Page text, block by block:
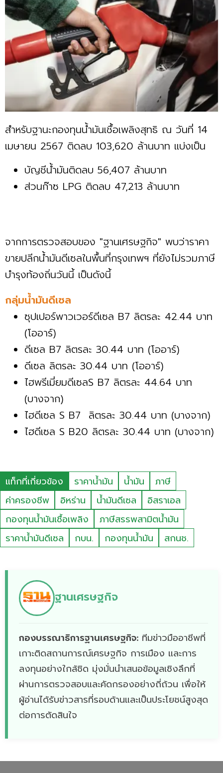
สำหรับฐานะกองทุนน้ำมันเชื้อเพลิงสุทธิ ณ วันที่ 14
เมษายน 2567 ติดลบ 103,620 ล้านบาท แบ่งเป็น
บัญชีน้ำมันติดลบ 56,407 ล้านบาท
ส่วนก๊าซ LPG ติดลบ 47,213 ล้านบาท
จากการตรวจสอบของ "ฐานเศรษฐกิจ" พบว่าราคา
ขายปลีกน้ำมันดีเซลในพื้นที่กรุงเทพฯ ที่ยังไม่รวมภาษี
บำรุงท้องถิ่นวันนี้ เป็นดังนี้
กลุ่มน้ำมันดีเซล
ซุปเปอร์พาวเวอร์ดีเซล B7 ลิตรละ 42.44 บาท
(โออาร์)
ดีเซล B7 ลิตรละ 30.44 บาท (โออาร์)
ดีเซล ลิตรละ 30.44 บาท (โออาร์)
ไฮพรีเมี่ยมดีเซลS B7 ลิตรละ 44.64 บาท
(บางจาก)
ไฮดีเซล S B7 ลิตรละ 30.44 บาท (บางจาก)
ไฮดีเซล S B20 ลิตรละ 30.44 บาท (บางจาก)
แท็กที่เกี่ยวข้อง ราคาน้ำมัน น้ำมัน
ภาษี
ค่าครองชีพ
อิหร่าน น้ำมันดีเซล
อิสราเอล
กองทุนน้ำมันเชื้อเพลิง
ภาษีสรรพสามิตน้ำมัน
ราคาน้ำมันดีเซล
กบน. กองทุนน้ำมัน สกนช.
ฐานเศรษฐกิจ
กองบรรณาธิการฐานเศรษฐกิจ: ทีมข่าวมืออาชีพที่
เกาะติดสถานการณ์เศรษฐกิจ การเมือง และการ
ลงทุนอย่างใกล้ชิด มุ่งมั่นนำเสนอข้อมูลเชิงลึกที่
ผ่านการตรวจสอบและคัดกรองอย่างถี่ถ้วน เพื่อให้
ผู้อ่านได้รับข่าวสารที่รอบด้านและเป็นประโยชน์สูงสุด
ต่อการตัดสินใจ